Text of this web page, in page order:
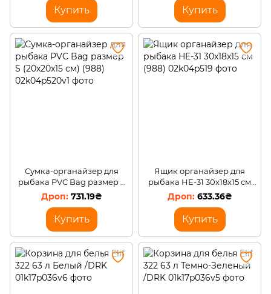
Купить Купить
Сумка-органайзер для
рыбака PVC Bag размер S
(20x20x15 см) (988)
731.19₴
Купить
Ящик органайзер для
рыбака HE-31 30x18x15 см
(988)
633.36₴
Купить